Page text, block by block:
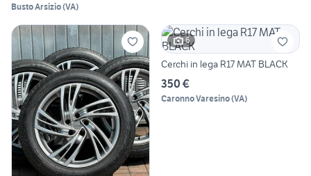
Busto Arsizio(VA)
6
Cerchi in lega R17 MAT BLACK
350 €
Caronno Varesino(VA)